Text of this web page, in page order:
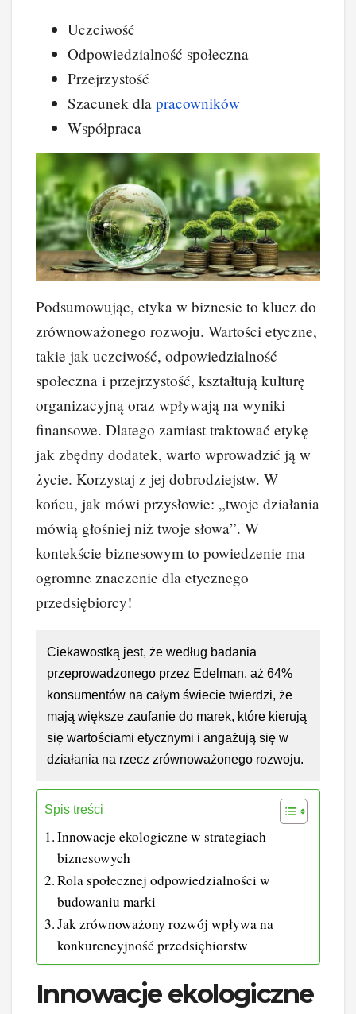
Uczciwość
Odpowiedzialność społeczna
Przejrzystość
Szacunek dla pracowników
Współpraca
Podsumowując, etyka w biznesie to klucz do
zrównoważonego rozwoju. Wartości etyczne,
takie jak uczciwość, odpowiedzialność
społeczna i przejrzystość, kształtują kulturę
organizacyjną oraz wpływają na wyniki
finansowe. Dlatego zamiast traktować etykę
jak zbędny dodatek, warto wprowadzić ją w
życie. Korzystaj z jej dobrodziejstw. W
końcu, jak mówi przysłowie: „twoje działania
mówią głośniej niż twoje słowa”. W
kontekście biznesowym to powiedzenie ma
ogromne znaczenie dla etycznego
przedsiębiorcy!
Ciekawostką jest, że według badania
przeprowadzonego przez Edelman, aż 64%
konsumentów na całym świecie twierdzi, że
mają większe zaufanie do marek, które kierują
się wartościami etycznymi i angażują się w
działania na rzecz zrównoważonego rozwoju.
Spis treści
Innowacje ekologiczne w strategiach
biznesowych
Rola społecznej odpowiedzialności w
budowaniu marki
Jak zrównoważony rozwój wpływa na
konkurencyjność przedsiębiorstw
Innowacje ekologiczne